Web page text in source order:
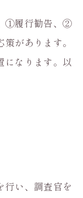
①履行勧告、②
があります。
になります。以
行い、調査官を